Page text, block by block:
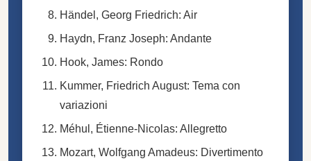
Händel, Georg Friedrich: Air
Haydn, Franz Joseph: Andante
Hook, James: Rondo
Kummer, Friedrich August: Tema con
variazioni
Méhul, Étienne-Nicolas: Allegretto
Mozart, Wolfgang Amadeus: Divertimento